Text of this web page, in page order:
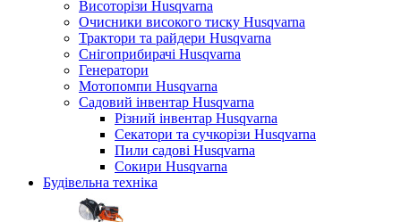
Висоторізи Husqvarna
Очисники високого тиску Husqvarna
Трактори та райдери Husqvarna
Снігоприбирачі Husqvarna
Генератори
Мотопомпи Husqvarna
Садовий інвентар Husqvarna
Різний інвентар Husqvarna
Секатори та сучкорізи Husqvarna
Пили садові Husqvarna
Сокири Husqvarna
Будівельна техніка